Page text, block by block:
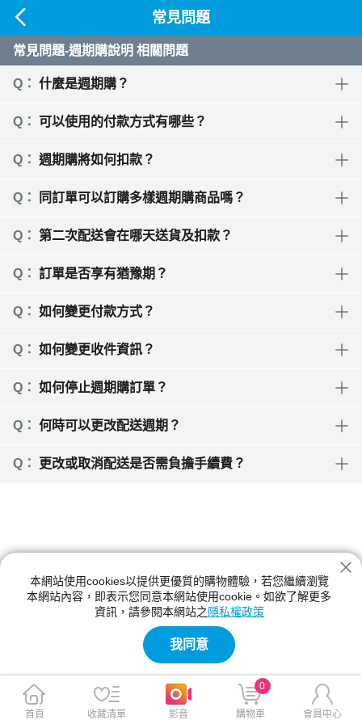
常見問題
常見問題-週期購說明 相關問題
什麼是週期購？
可以使用的付款方式有哪些？
週期購將如何扣款？
同訂單可以訂購多樣週期購商品嗎？
第二次配送會在哪天送貨及扣款？
訂單是否享有猶豫期？
如何變更付款方式？
如何變更收件資訊？
如何停止週期購訂單？
何時可以更改配送週期？
更改或取消配送是否需負擔手續費？
本網站使用cookies以提供更優質的購物體驗，若您繼續瀏覽
本網站內容，即表示您同意本網站使用cookie。如欲了解更多
資訊，請參閱本網站之 隱私權政策
我同意
首頁 收藏清單 影音 購物車
0
會員中心